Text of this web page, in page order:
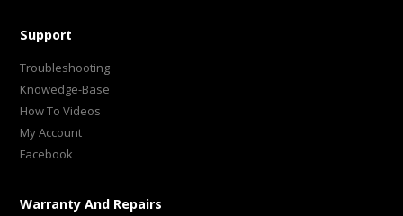
Support
Troubleshooting
Knowedge-Base
How To Videos
My Account
Facebook
Warranty And Repairs